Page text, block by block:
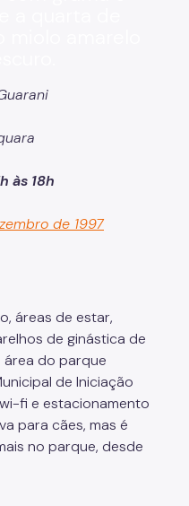
Industrial
Ambiental
às 18h
de 1997
áreas de estar,
de ginástica de
área do parque
de Iniciação
fi e estacionamento
para cães, mas é
no parque, desde